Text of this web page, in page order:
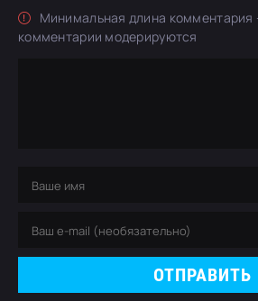
Минимальная длина комментария
комментарии модерируются
ОТПРАВИТЬ